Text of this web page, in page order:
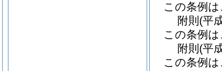
この条例
附則 (平
この条例
附則 (平
この条例